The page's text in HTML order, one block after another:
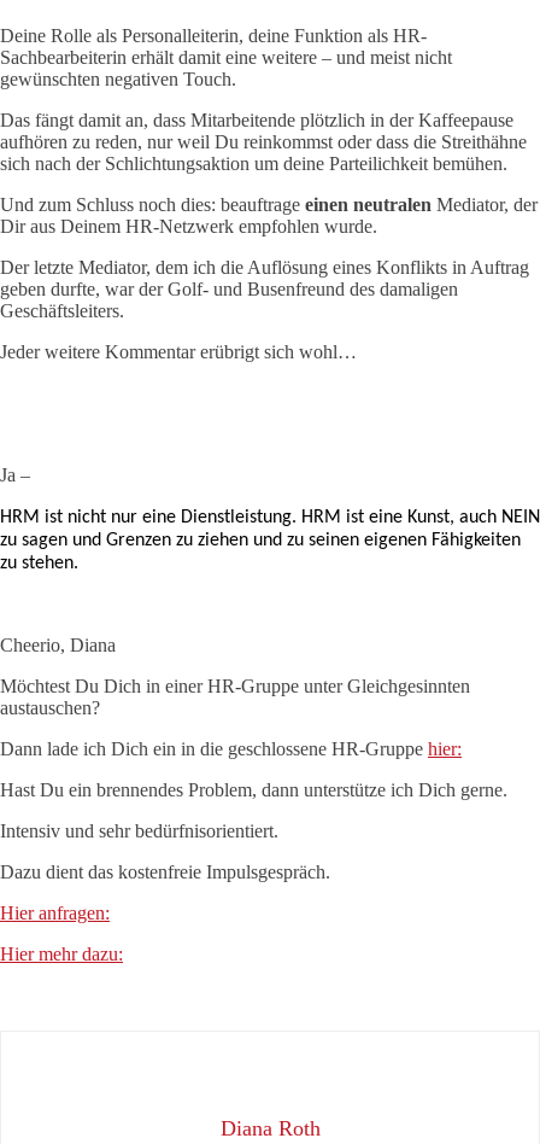
Deine Rolle als Personalleiterin, deine Funktion als HR-
Sachbearbeiterin erhält damit eine weitere – und meist nicht
gewünschten negativen Touch.
Das fängt damit an, dass Mitarbeitende plötzlich in der Kaffeepause
aufhören zu reden, nur weil Du reinkommst oder dass die Streithähne
sich nach der Schlichtungsaktion um deine Parteilichkeit bemühen.
Und zum Schluss noch dies: beauftrage einen neutralen Mediator, der
Dir aus Deinem HR-Netzwerk empfohlen wurde.
Der letzte Mediator, dem ich die Auflösung eines Konflikts in Auftrag
geben durfte, war der Golf- und Busenfreund des damaligen
Geschäftsleiters.
Jeder weitere Kommentar erübrigt sich wohl…
Ja –
HRM ist nicht nur eine Dienstleistung. HRM ist eine Kunst, auch NEIN
zu sagen und Grenzen zu ziehen und zu seinen eigenen Fähigkeiten
zu stehen.
Cheerio, Diana
Möchtest Du Dich in einer HR-Gruppe unter Gleichgesinnten
austauschen?
Dann lade ich Dich ein in die geschlossene HR-Gruppe hier:
Hast Du ein brennendes Problem, dann unterstütze ich Dich gerne.
Intensiv und sehr bedürfnisorientiert.
Dazu dient das kostenfreie Impulsgespräch.
Hier anfragen:
Hier mehr dazu:
Diana Roth